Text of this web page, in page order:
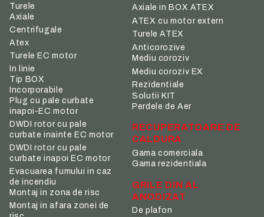
Turele
Axiale
Centrifugale
Atex
Turele EC motor
In linie
Tip BOX
Incorporabile
Plug cu pale curbate
inapoi-EC motor
DWDI rotor cu pale
curbate inainte EC motor
DWDI rotor cu pale
curbate inapoi EC motor
Evacuarea fumului in caz
de incendiu
Montaj in zona de risc
Montaj in afara zonei de
Axiale in BOX ATEX
ATEX cu motor extern
Turele ATEX
Anticorozive
Mediu coroziv
Mediu coroziv EX
Rezidentiale
Solutii KIT
Perdele de Aer
RECUPERATOARE DE
CALDURA
Gama comerciala
Gama rezidentiala
GRILE DIN AL
ANODIZAT
De plafon